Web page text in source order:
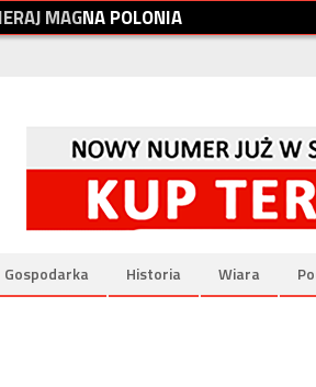
IERAJMAGNAPOLONIA
Gospodarka Historia Wiara